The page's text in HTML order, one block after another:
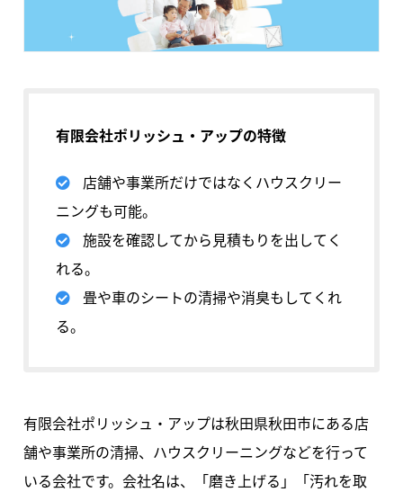
有限会社ポリッシュ・アップの特徴
店舗や事業所だけではなくハウスクリー
ニングも可能。
施設を確認してから見積もりを出してく
れる。
畳や車のシートの清掃や消臭もしてくれ
る。
有限会社ポリッシュ・アップは秋田県秋田市にある店
舗や事業所の清掃、ハウスクリーニングなどを行って
いる会社です。会社名は、「磨き上げる」「汚れを取